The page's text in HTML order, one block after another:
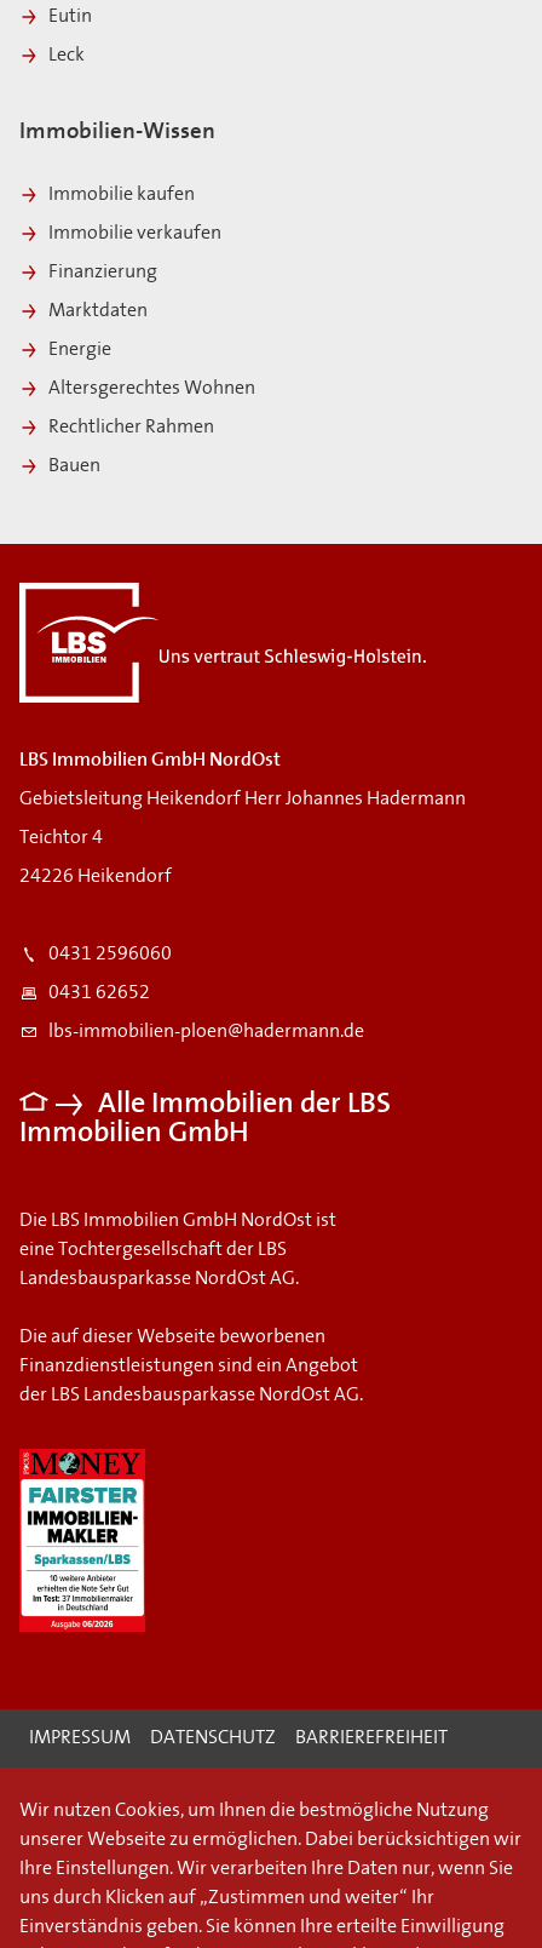
Eutin
Leck
Immobilien-Wissen
Immobilie kaufen
Immobilie verkaufen
Finanzierung
Marktdaten
Energie
Altersgerechtes Wohnen
Rechtlicher Rahmen
Bauen
LBS Immobilien GmbH NordOst
Gebietsleitung Heikendorf Herr Johannes Hadermann
Teichtor 4
24226 Heikendorf
0431 2596060
0431 62652
lbs-immobilien-ploen@hadermann.de
Alle Immobilien der LBS
Immobilien GmbH
Die LBS Immobilien GmbH NordOst ist
eine Tochtergesellschaft der LBS
Landesbausparkasse NordOst AG.
Die auf dieser Webseite beworbenen
Finanzdienstleistungen sind ein Angebot
der LBS Landesbausparkasse NordOst AG.
IMPRESSUM DATENSCHUTZ BARRIEREFREIHEIT
Wir nutzen Cookies, um Ihnen die bestmögliche Nutzung
unserer Webseite zu ermöglichen. Dabei berücksichtigen wir
Ihre Einstellungen. Wir verarbeiten Ihre Daten nur, wenn Sie
uns durch Klicken auf „Zustimmen und weiter“ Ihr
Einverständnis geben. Sie können Ihre erteilte Einwilligung